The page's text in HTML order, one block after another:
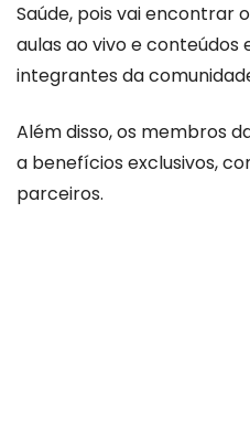
Saúde, pois vai encontrar
aulas ao vivo e
integrantes da
Além disso, os membros
a benefícios exclusivos,
parceiros.